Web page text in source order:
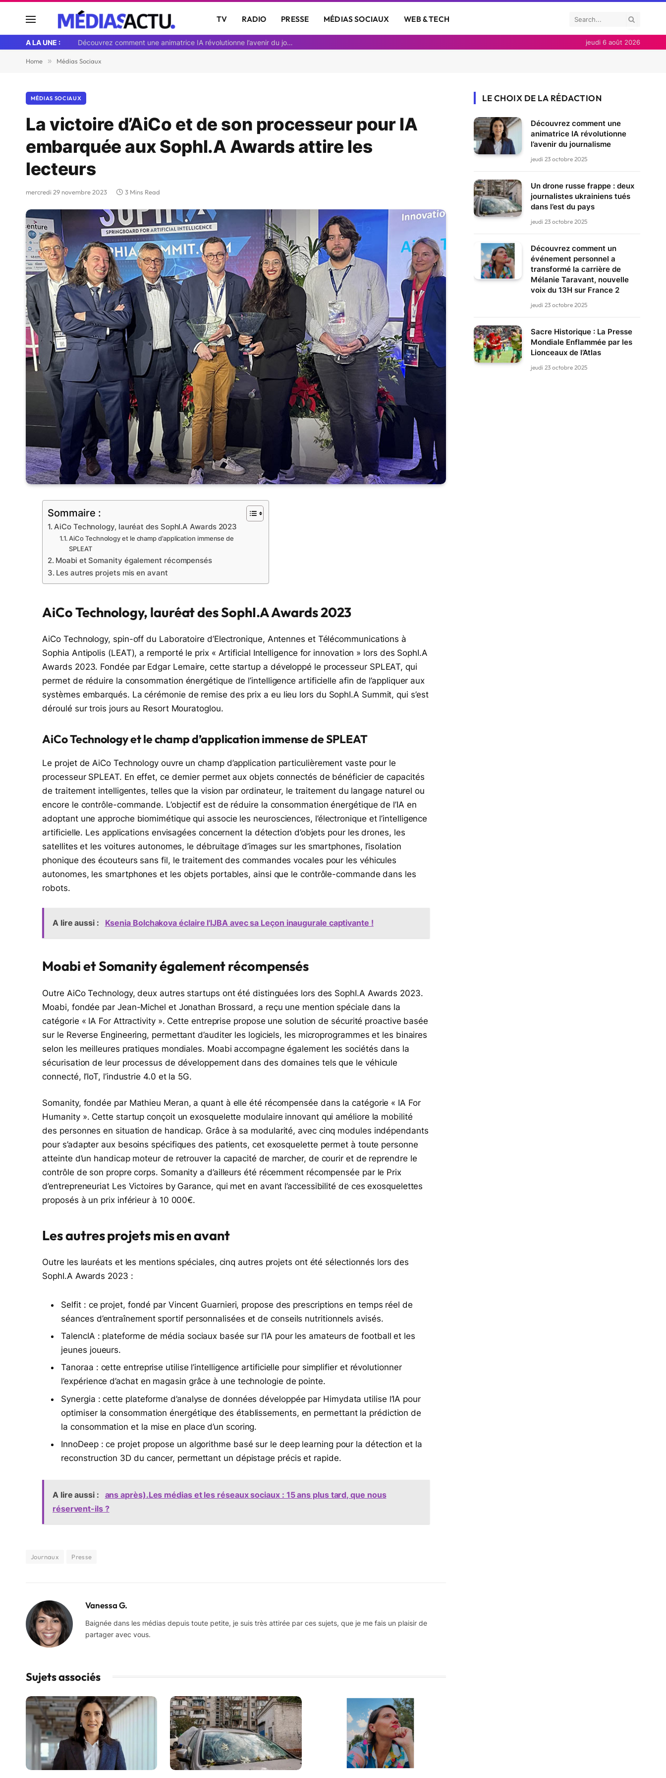
TV RADIO PRESSE MÉDIAS SOCIAUX WEB & TECH
A LA UNE : Découvrez comment une animatrice IA révolutionne l’avenir du journalisme jeudi 6 août 2026
Home » Médias Sociaux
MÉDIAS SOCIAUX
La victoire d’AiCo et de son processeur pour IA
embarquée aux SophI.A Awards attire les
lecteurs
mercredi 29 novembre 2023 3 Mins Read
Sommaire :
AiCo Technology, lauréat des SophI.A Awards 2023
AiCo Technology et le champ d’application immense de
SPLEAT
Moabi et Somanity également récompensés
Les autres projets mis en avant
AiCo Technology, lauréat des SophI.A Awards 2023
AiCo Technology, spin-off du Laboratoire d’Electronique, Antennes et Télécommunications à
Sophia Antipolis (LEAT), a remporté le prix « Artificial Intelligence for innovation » lors des SophI.A
Awards 2023. Fondée par Edgar Lemaire, cette startup a développé le processeur SPLEAT, qui
permet de réduire la consommation énergétique de l’intelligence artificielle afin de l’appliquer aux
systèmes embarqués. La cérémonie de remise des prix a eu lieu lors du SophI.A Summit, qui s’est
déroulé sur trois jours au Resort Mouratoglou.
AiCo Technology et le champ d’application immense de SPLEAT
Le projet de AiCo Technology ouvre un champ d’application particulièrement vaste pour le
processeur SPLEAT. En effet, ce dernier permet aux objets connectés de bénéficier de capacités
de traitement intelligentes, telles que la vision par ordinateur, le traitement du langage naturel ou
encore le contrôle-commande. L’objectif est de réduire la consommation énergétique de l’IA en
adoptant une approche biomimétique qui associe les neurosciences, l’électronique et l’intelligence
artificielle. Les applications envisagées concernent la détection d’objets pour les drones, les
satellites et les voitures autonomes, le débruitage d’images sur les smartphones, l’isolation
phonique des écouteurs sans fil, le traitement des commandes vocales pour les véhicules
autonomes, les smartphones et les objets portables, ainsi que le contrôle-commande dans les
robots.
A lire aussi : Ksenia Bolchakova éclaire l'IJBA avec sa Leçon inaugurale captivante !
Moabi et Somanity également récompensés
Outre AiCo Technology, deux autres startups ont été distinguées lors des SophI.A Awards 2023.
Moabi, fondée par Jean-Michel et Jonathan Brossard, a reçu une mention spéciale dans la
catégorie « IA For Attractivity ». Cette entreprise propose une solution de sécurité proactive basée
sur le Reverse Engineering, permettant d’auditer les logiciels, les microprogrammes et les binaires
selon les meilleures pratiques mondiales. Moabi accompagne également les sociétés dans la
sécurisation de leur processus de développement dans des domaines tels que le véhicule
connecté, l’IoT, l’industrie 4.0 et la 5G.
Somanity, fondée par Mathieu Meran, a quant à elle été récompensée dans la catégorie « IA For
Humanity ». Cette startup conçoit un exosquelette modulaire innovant qui améliore la mobilité
des personnes en situation de handicap. Grâce à sa modularité, avec cinq modules indépendants
pour s’adapter aux besoins spécifiques des patients, cet exosquelette permet à toute personne
atteinte d’un handicap moteur de retrouver la capacité de marcher, de courir et de reprendre le
contrôle de son propre corps. Somanity a d’ailleurs été récemment récompensée par le Prix
d’entrepreneuriat Les Victoires by Garance, qui met en avant l’accessibilité de ces exosquelettes
proposés à un prix inférieur à 10 000€.
Les autres projets mis en avant
Outre les lauréats et les mentions spéciales, cinq autres projets ont été sélectionnés lors des
SophI.A Awards 2023 :
Selfit : ce projet, fondé par Vincent Guarnieri, propose des prescriptions en temps réel de
séances d’entraînement sportif personnalisées et de conseils nutritionnels avisés.
TalencIA : plateforme de média sociaux basée sur l’IA pour les amateurs de football et les
jeunes joueurs.
Tanoraa : cette entreprise utilise l’intelligence artificielle pour simplifier et révolutionner
l’expérience d’achat en magasin grâce à une technologie de pointe.
Synergia : cette plateforme d’analyse de données développée par Himydata utilise l’IA pour
optimiser la consommation énergétique des établissements, en permettant la prédiction de
la consommation et la mise en place d’un scoring.
InnoDeep : ce projet propose un algorithme basé sur le deep learning pour la détection et la
reconstruction 3D du cancer, permettant un dépistage précis et rapide.
A lire aussi :
ans après).Les médias et les réseaux sociaux : 15 ans plus tard, que nous
réservent-ils ?
Journaux Presse
Vanessa G.
Baignée dans les médias depuis toute petite, je suis très attirée par ces sujets, que je me fais un plaisir de
partager avec vous.
Sujets associés
LE CHOIX DE LA RÉDACTION
Découvrez comment une
animatrice IA révolutionne
l’avenir du journalisme
jeudi 23 octobre 2025
Un drone russe frappe : deux
journalistes ukrainiens tués
dans l’est du pays
jeudi 23 octobre 2025
Découvrez comment un
événement personnel a
transformé la carrière de
Mélanie Taravant, nouvelle
voix du 13H sur France 2
jeudi 23 octobre 2025
Sacre Historique : La Presse
Mondiale Enflammée par les
Lionceaux de l’Atlas
jeudi 23 octobre 2025